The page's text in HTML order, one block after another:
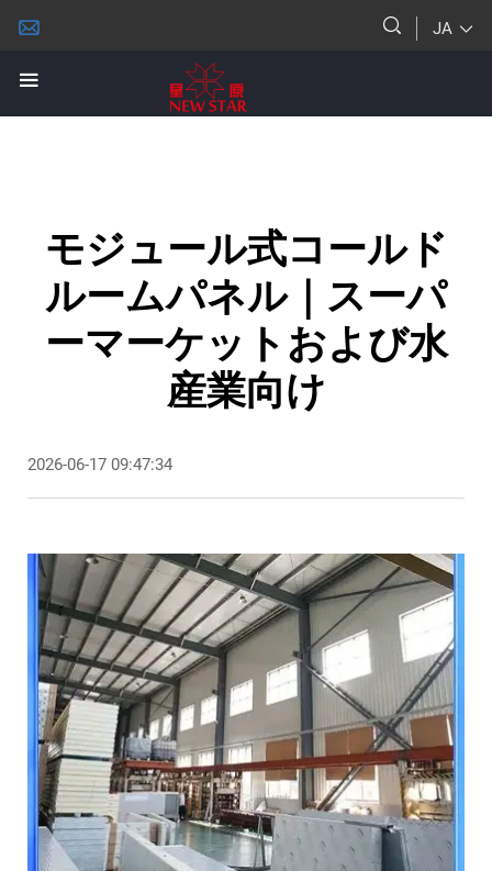
JA
モジュール式コールド
ルームパネル｜スーパ
ーマーケットおよび水
産業向け
2026-06-17 09:47:34